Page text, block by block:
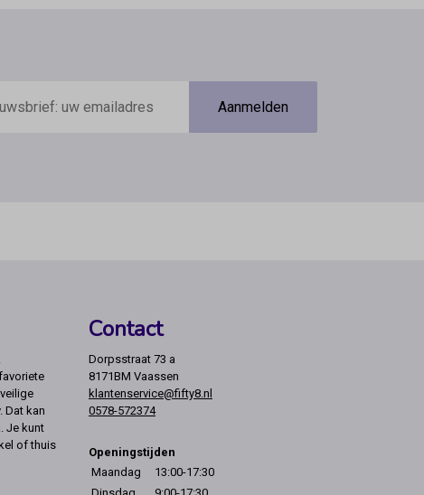
Aanmelden
Dat kan
Je kunt
of thuis
Contact
Dorpsstraat 73 a
8171BM Vaassen
klantenservice@fifty8.nl
0578-572374
Openingstijden
Maandag
13:00-17:30